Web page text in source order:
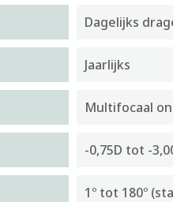
Dagelijks
Jaarlijks
Multifocaal
-0,75D tot -
1º tot 180º